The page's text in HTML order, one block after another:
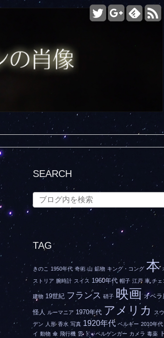
SEARCH
TAG
きのこ 1950年代 奇術 山 鉱物 キング・コング 本
ストリア 腕時計 スイス 1960年代 帽子 江戸 車 チェ
建物 19世紀 フランス 硝子 映画 オペラ
怪人 ルーマニア 1970年代 アメリカ
ス
デン
人形 香水 写真 1920年代 ベルギー 2010年代
イ 動物 傘 飛行機 雲 ドッペルゲンガー カメラ 毒薬